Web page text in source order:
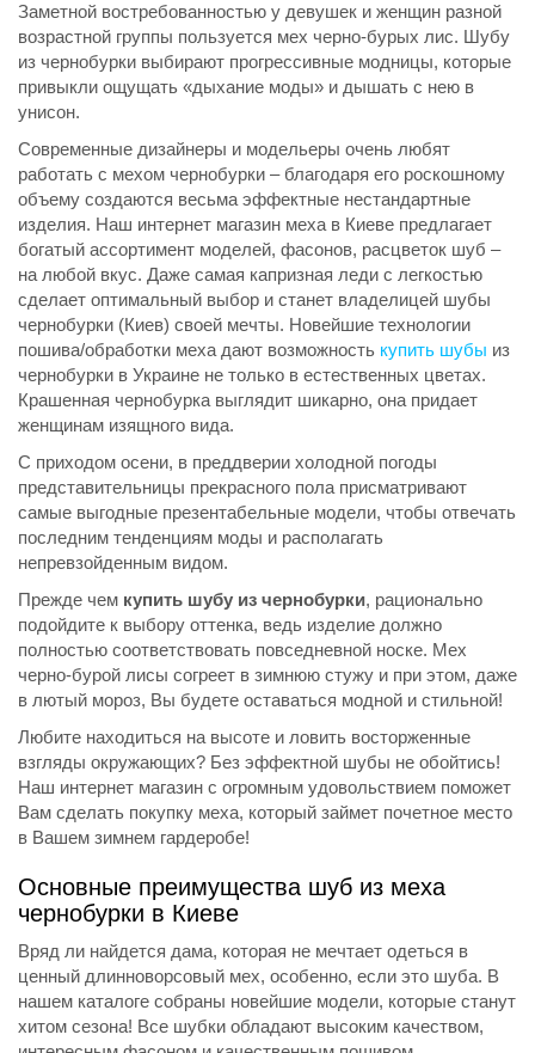
Заметной востребованностью у девушек и женщин разной
возрастной группы пользуется мех черно-бурых лис. Шубу
из чернобурки выбирают прогрессивные модницы, которые
привыкли ощущать «дыхание моды» и дышать с нею в
унисон.
Современные дизайнеры и модельеры очень любят
работать с мехом чернобурки – благодаря его роскошному
объему создаются весьма эффектные нестандартные
изделия. Наш интернет магазин меха в Киеве предлагает
богатый ассортимент моделей, фасонов, расцветок шуб –
на любой вкус. Даже самая капризная леди с легкостью
сделает оптимальный выбор и станет владелицей шубы
чернобурки (Киев) своей мечты. Новейшие технологии
пошива/обработки меха дают возможность купить шубы из
чернобурки в Украине не только в естественных цветах.
Крашенная чернобурка выглядит шикарно, она придает
женщинам изящного вида.
С приходом осени, в преддверии холодной погоды
представительницы прекрасного пола присматривают
самые выгодные презентабельные модели, чтобы отвечать
последним тенденциям моды и располагать
непревзойденным видом.
Прежде чем купить шубу из чернобурки, рационально
подойдите к выбору оттенка, ведь изделие должно
полностью соответствовать повседневной носке. Мех
черно-бурой лисы согреет в зимнюю стужу и при этом, даже
в лютый мороз, Вы будете оставаться модной и стильной!
Любите находиться на высоте и ловить восторженные
взгляды окружающих? Без эффектной шубы не обойтись!
Наш интернет магазин с огромным удовольствием поможет
Вам сделать покупку меха, который займет почетное место
в Вашем зимнем гардеробе!
Основные преимущества шуб из меха
чернобурки в Киеве
Вряд ли найдется дама, которая не мечтает одеться в
ценный длинноворсовый мех, особенно, если это шуба. В
нашем каталоге собраны новейшие модели, которые станут
хитом сезона! Все шубки обладают высоким качеством,